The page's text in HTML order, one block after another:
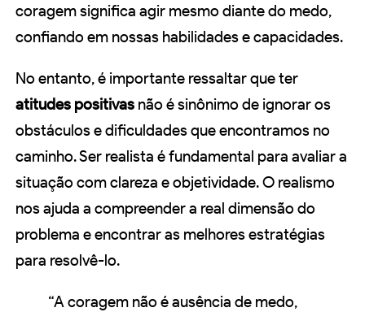
coragem significa agir mesmo diante do medo,
confiando em nossas habilidades e capacidades.
No entanto, é importante ressaltar que ter
atitudes positivas não é sinônimo de ignorar os
obstáculos e dificuldades que encontramos no
caminho. Ser realista é fundamental para avaliar a
situação com clareza e objetividade. O realismo
nos ajuda a compreender a real dimensão do
problema e encontrar as melhores estratégias
para resolvê-lo.
“A coragem não é ausência de medo,